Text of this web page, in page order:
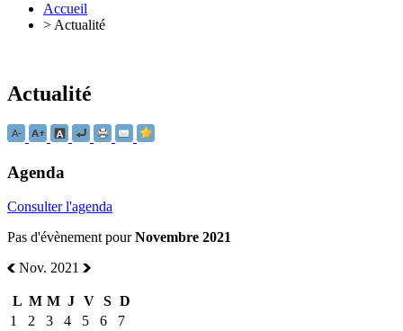
Accueil
> Actualité
Actualité
Agenda
Consulter l'agenda
Pas d'évènement pourNovembre 2021
Nov. 2021
L M M J V S D
1
2 3 4 5 6
7